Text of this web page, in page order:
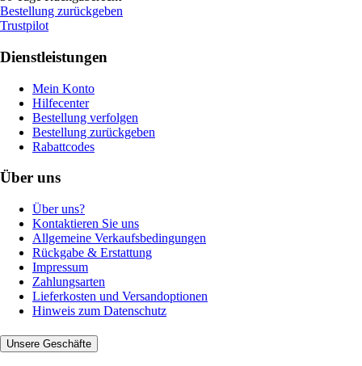
Bestellung zurückgeben
Trustpilot
Dienstleistungen
Mein Konto
Hilfecenter
Bestellung verfolgen
Bestellung zurückgeben
Rabattcodes
Über uns
Über uns?
Kontaktieren Sie uns
Allgemeine Verkaufsbedingungen
Rückgabe & Erstattung
Impressum
Zahlungsarten
Lieferkosten und Versandoptionen
Hinweis zum Datenschutz
Unsere Geschäfte